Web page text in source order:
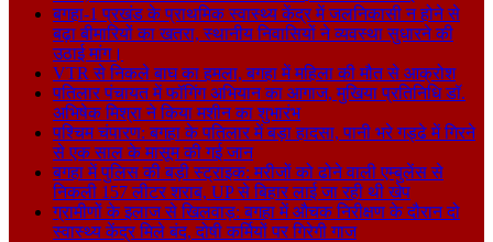
बगहा-1 प्रखंड के प्राथमिक स्वास्थ्य केंद्र में जलनिकासी न होने से
बढ़ा बीमारियों का खतरा, स्थानीय निवासियों ने व्यवस्था सुधारने की
उठाई मांग।
VTR से निकले बाघ का हमला, बगहा में महिला की मौत से आक्रोश
पतिलार पंचायत में फॉगिंग अभियान का आगाज, मुखिया प्रतिनिधि डॉ.
अभिषेक मिश्रा ने किया मशीन का शुभारंभ
पश्चिम चंपारण: बगहा के पतिलार में बड़ा हादसा, पानी भरे गड्ढे में गिरने
से एक साल के मासूम की गई जान
बगहा में पुलिस की बड़ी स्ट्राइक: मरीजों को ढोने वाली एम्बुलेंस से
निकली 157 लीटर शराब, UP से बिहार लाई जा रही थी खेप
ग्रामीणों के इलाज से खिलवाड़: बगहा में औचक निरीक्षण के दौरान दो
स्वास्थ्य केंद्र मिले बंद, दोषी कर्मियों पर गिरेगी गाज